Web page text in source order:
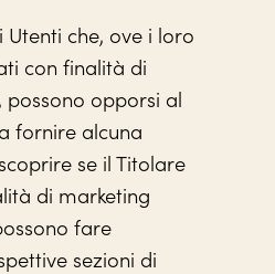
che, ove i loro
con finalità di
opporsi al
fornire alcuna
se il Titolare
di marketing
fare
sezioni di